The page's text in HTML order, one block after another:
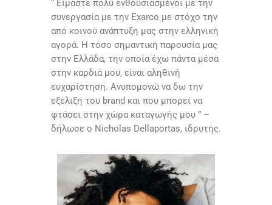
“ Είμαστε πολύ ενθουσιασμένοι με την
συνεργασία με την Exarco με στόχο την
από κοινού ανάπτυξη μας στην ελληνική
αγορά. Η τόσο σημαντική παρουσία μας
στην Ελλάδα, την οποία έχω πάντα μέσα
στην καρδιά μου, είναι αληθινή
ευχαρίστηση. Ανυπομονώ να δω την
εξέλιξη του brand και που μπορεί να
φτάσει στην χώρα καταγωγής μου ” –
δήλωσε ο Nicholas Dellaportas, ιδρυτής.